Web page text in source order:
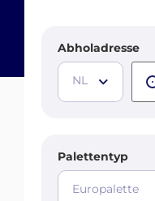
Abholadresse
NL
Palettentyp
Europalette